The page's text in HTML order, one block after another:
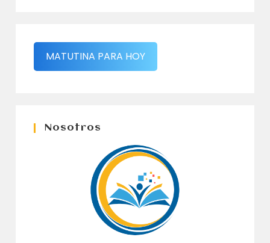
MATUTINA PARA HOY
Nosotros